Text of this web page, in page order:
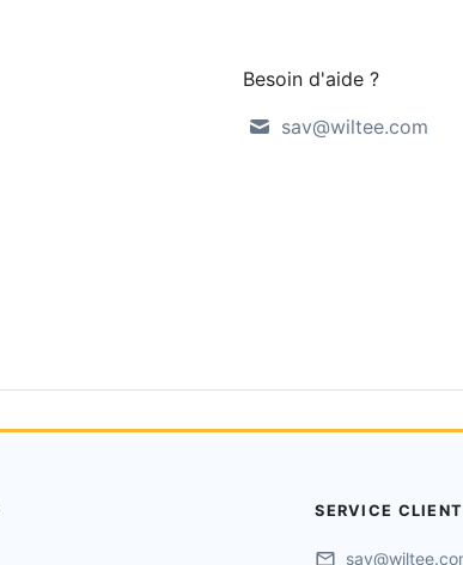
Besoin d'aide ?
sav@wiltee.com
SERVICE CLIENT